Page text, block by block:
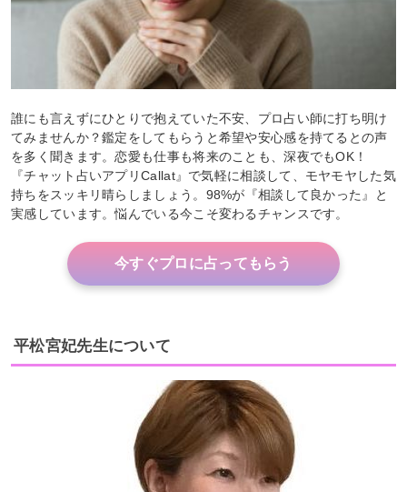
誰にも言えずにひとりで抱えていた不安、プロ占い師に打ち明け
てみませんか？鑑定をしてもらうと希望や安心感を持てるとの声
を多く聞きます。恋愛も仕事も将来のことも、深夜でもOK！
『チャット占いアプリCallat』で気軽に相談して、モヤモヤした気
持ちをスッキリ晴らしましょう。98%が『相談して良かった』と
実感しています。悩んでいる今こそ変わるチャンスです。
今すぐプロに占ってもらう
平松宮妃先生について